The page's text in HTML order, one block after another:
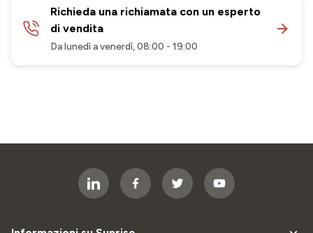
Richieda una richiamata con un esperto
di vendita
Da lunedì a venerdì, 08:00 - 19:00